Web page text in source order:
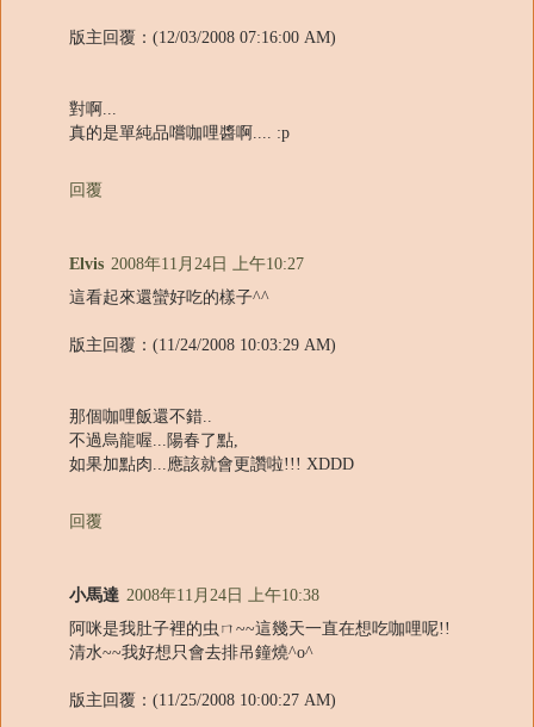
版主回覆：(12/03/2008 07:16:00 AM)
對啊...
真的是單純品嚐咖哩醬啊.... :p
回覆
Elvis 2008年11月24日 上午10:27
這看起來還蠻好吃的樣子^^
版主回覆：(11/24/2008 10:03:29 AM)
那個咖哩飯還不錯..
不過烏龍喔...陽春了點,
如果加點肉...應該就會更讚啦!!! XDDD
回覆
小馬達 2008年11月24日 上午10:38
阿咪是我肚子裡的虫ㄇ~~這幾天一直在想吃咖哩呢!!
清水~~我好想只會去排吊鐘燒^o^
版主回覆：(11/25/2008 10:00:27 AM)